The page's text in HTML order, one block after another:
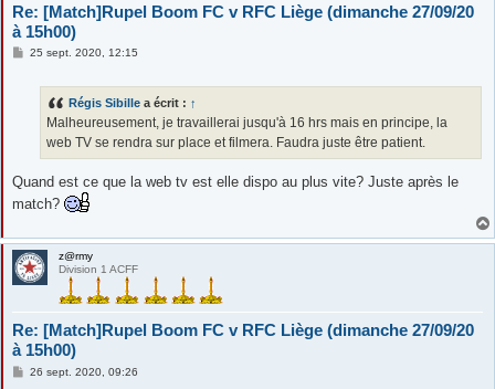
Re: [Match]Rupel Boom FC v RFC Liège (dimanche 27/09/20
à 15h00)
M25 sept. 2020, 12:15
Régis Sibille a écrit : ↑
Malheureusement, je travaillerai jusqu'à 16 hrs mais en principe, la
web TV se rendra sur place et filmera. Faudra juste être patient.
Quand est ce que la web tv est elle dispo au plus vite? Juste après le
match?
z@rmy
Division 1 ACFF
Re: [Match]Rupel Boom FC v RFC Liège (dimanche 27/09/20
à 15h00)
M26 sept. 2020, 09:26